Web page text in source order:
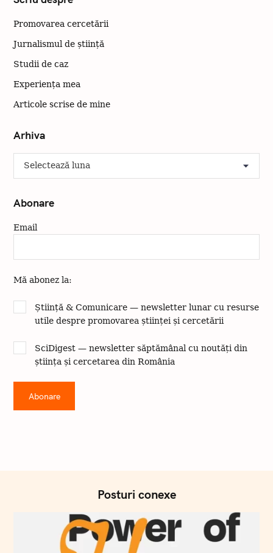
Promovarea cercetării
Jurnalismul de știință
Studii de caz
Experiența mea
Articole scrise de mine
Arhiva
a
Abonare
Email
Mă abonez la:
Știință & Comunicare — newsletter lunar cu resurse
utile despre promovarea științei și cercetării
SciDigest — newsletter săptămânal cu noutăți din
știința și cercetarea din România
Posturi conexe
t
: